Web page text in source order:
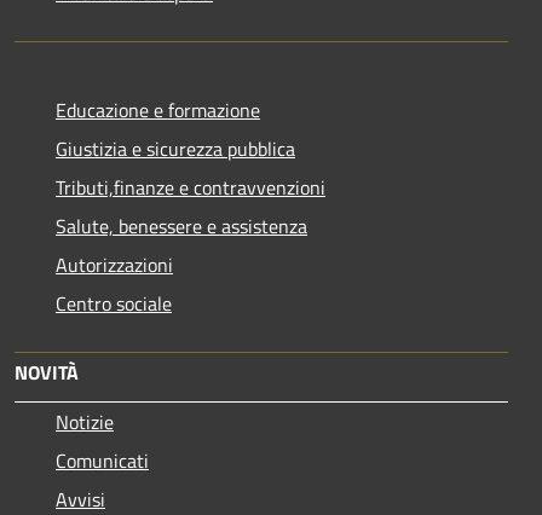
Educazione e formazione
Giustizia e sicurezza pubblica
Tributi,finanze e contravvenzioni
Salute, benessere e assistenza
Autorizzazioni
Centro sociale
NOVITÀ
Notizie
Comunicati
Avvisi